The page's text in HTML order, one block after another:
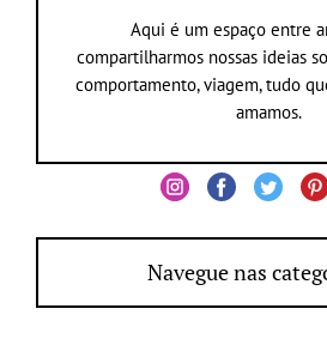
Aqui é um espaço entre
compartilharmos nossas ideias
comportamento, viagem, tudo
amamos.
Navegue nas